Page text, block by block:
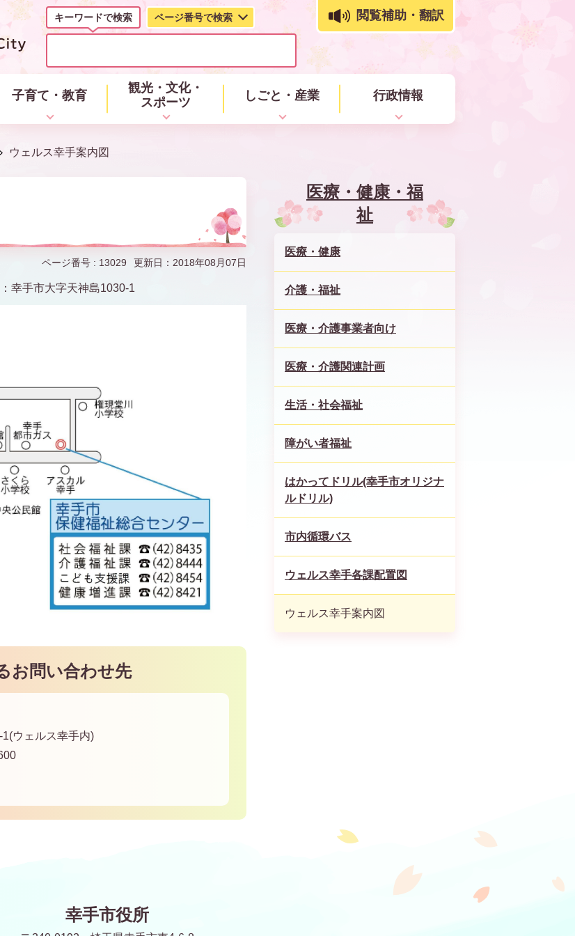
キーワードで検索 ページ番号で検索
キ
ワ
ド
で
検
閲覧補助・翻訳
子育て・教育
観光・文化・
スポーツ
しごと・産業 行政情報
ウェルス幸手案内図
ページ番号 : 13029 更新日：2018年08月07日
幸手市大字天神島1030-1
お問い合わせ先
ウェルス幸手内)
医療・健康・福
祉
医療・健康
介護・福祉
医療・介護事業者向け
医療・介護関連計画
生活・社会福祉
障がい者福祉
はかってドリル(幸手市オリジナ
ルドリル)
市内循環バス
ウェルス幸手各課配置図
ウェルス幸手案内図
幸手市役所